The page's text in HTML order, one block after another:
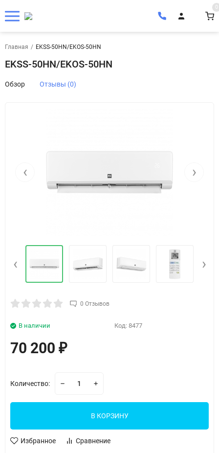
0
Главная / EKSS-50HN/EKOS-50HN
EKSS-50HN/EKOS-50HN
Обзор Отзывы (0)
‹ ›
‹ ›
0 Отзывов
Код: 8477
В наличии
70 200 ₽
Количество:
В КОРЗИНУ
Избранное Сравнение